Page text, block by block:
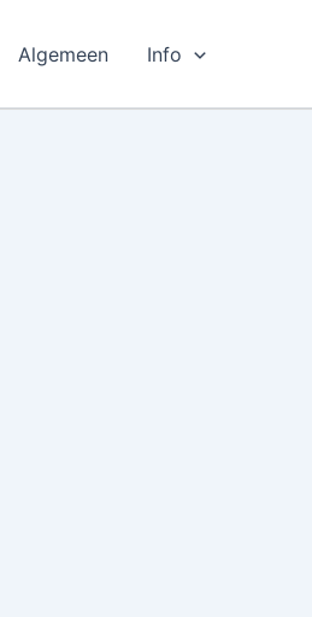
Algemeen Info